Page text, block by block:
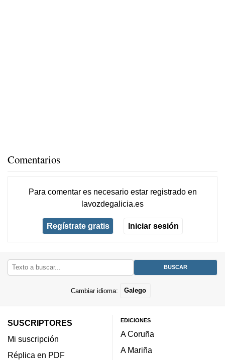
Comentarios
Para comentar es necesario estar registradoen
lavozdegalicia.es
Regístrate gratis Iniciar sesión
Cambiar idioma: Galego
SUSCRIPTORES
Mi suscripción
Réplica en PDF
EDICIONES
A Coruña
A Mariña